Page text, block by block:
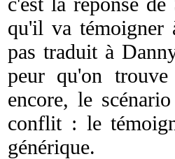
qu'il va témoigner
pas traduit à
peur qu'on
encore, le
conflit : le
générique.